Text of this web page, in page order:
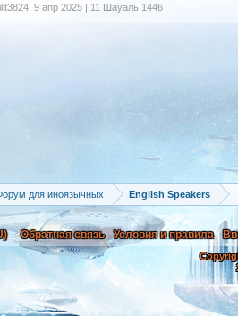
9 апр 2025 | 11 Шауаль 1446
для иноязычных English Speakers
Обратная связь Условия и правила